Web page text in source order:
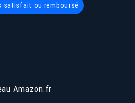
satisfait ou remboursé
Amazon.fr